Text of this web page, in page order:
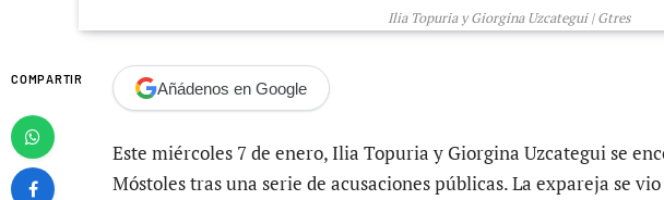
Ilia Topuria y Giorgina Uzcategui | Gtres
COMPARTIR Añádenos en Google
Este miércoles 7 de enero, Ilia Topuria y Giorgina Uzcategui se
Móstoles tras una serie de acusaciones públicas. La expareja se